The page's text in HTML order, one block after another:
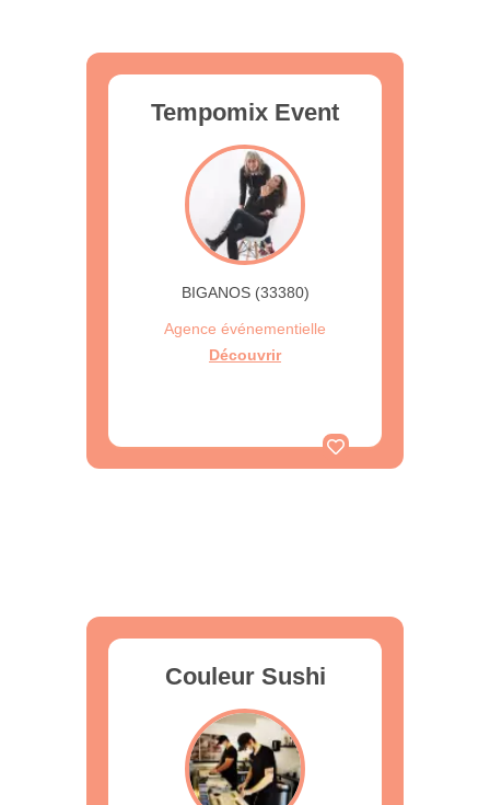
Tempomix Event
BIGANOS (33380)
Agence événementielle
Découvrir
Couleur Sushi